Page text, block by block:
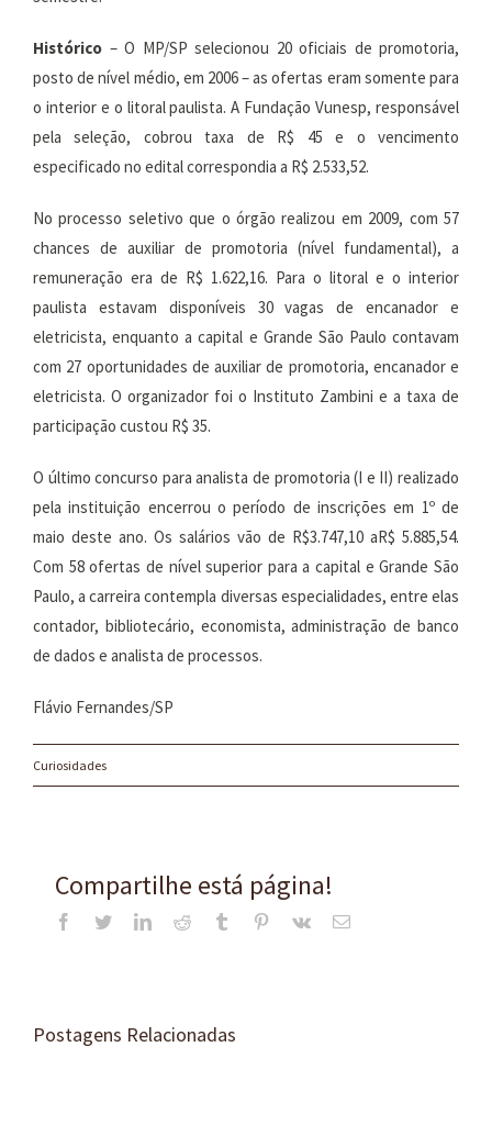
Histórico – O MP/SP selecionou 20 oficiais de promotoria,
posto de nível médio, em 2006 – as ofertas eram somente para
o interior e o litoral paulista. A Fundação Vunesp, responsável
pela seleção, cobrou taxa de R$ 45 e o vencimento
especificado no edital correspondia a R$ 2.533,52.
No processo seletivo que o órgão realizou em 2009, com 57
chances de auxiliar de promotoria (nível fundamental), a
remuneração era de R$ 1.622,16. Para o litoral e o interior
paulista estavam disponíveis 30 vagas de encanador e
eletricista, enquanto a capital e Grande São Paulo contavam
com 27 oportunidades de auxiliar de promotoria, encanador e
eletricista. O organizador foi o Instituto Zambini e a taxa de
participação custou R$ 35.
O último concurso para analista de promotoria (I e II) realizado
pela instituição encerrou o período de inscrições em 1º de
maio deste ano. Os salários vão de R$3.747,10 aR$ 5.885,54.
Com 58 ofertas de nível superior para a capital e Grande São
Paulo, a carreira contempla diversas especialidades, entre elas
contador, bibliotecário, economista, administração de banco
de dados e analista de processos.
Flávio Fernandes/SP
Curiosidades
Compartilhe está página!
Facebook
TwitterLinkedInReddit Tumblr Pinterest
Vk
E-
Postagens Relacionadas